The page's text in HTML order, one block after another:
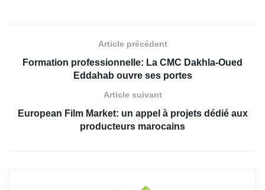
Article précédent
Formation professionnelle: La CMC Dakhla-Oued
Eddahab ouvre ses portes
Article suivant
European Film Market: un appel à projets dédié aux
producteurs marocains